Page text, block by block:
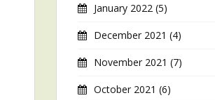
January 2022 (5)
December 2021 (4)
November 2021 (7)
October 2021 (6)